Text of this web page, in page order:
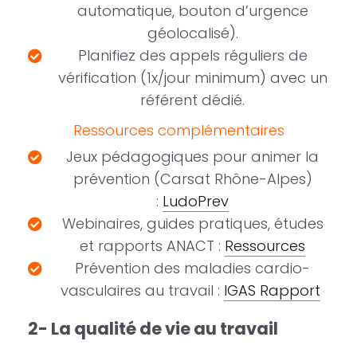
automatique, bouton d’urgence
géolocalisé).
Planifiez des appels réguliers de
vérification (1x/jour minimum) avec un
référent dédié.
Ressources complémentaires
Jeux pédagogiques pour animer la
prévention (Carsat Rhône-Alpes)
: LudoPrev
Webinaires, guides pratiques, études
et rapports ANACT : Ressources
Prévention des maladies cardio-
vasculaires au travail : IGAS Rapport
2- La qualité de vie au travail